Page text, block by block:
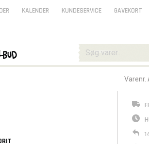
Varenr.
KALENDER KUNDESERVICE GAVEKORT